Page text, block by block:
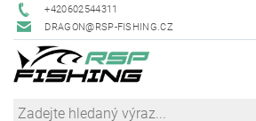
+420602544311
DRAGON@RSP-FISHING.CZ